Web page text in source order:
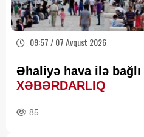
09:57 / 07 Avqust 2026
Əhaliyə hava ilə bağlı
XƏBƏRDARLIQ
85